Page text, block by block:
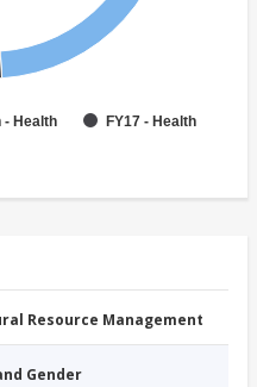
- Health
FY17 - Health
Resource Management
Gender